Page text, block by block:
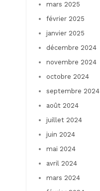
mars 2025
février 2025
janvier 2025
décembre 2024
novembre 2024
octobre 2024
septembre 2024
août 2024
juillet 2024
juin 2024
mai 2024
avril 2024
mars 2024